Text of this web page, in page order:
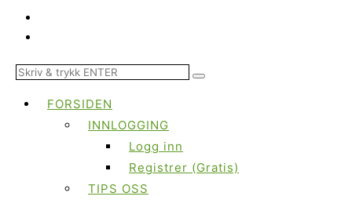
FORSIDEN
INNLOGGING
Logg inn
Registrer (Gratis)
TIPS OSS